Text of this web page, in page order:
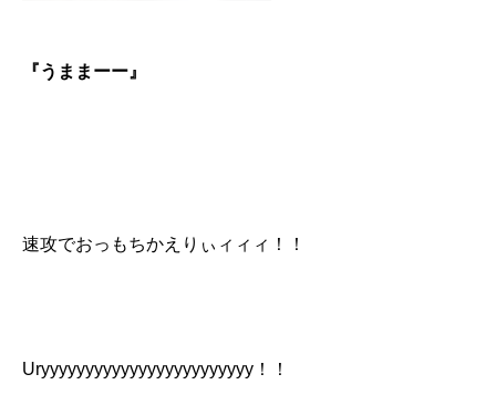
『うままーー』
速攻でおっもちかえりぃィィィ︎！！
Uryyyyyyyyyyyyyyyyyyyyyyyy︎！！